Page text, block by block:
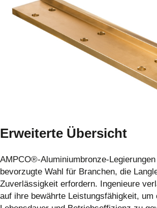
Erweiterte Übersicht
AMPCO®-Aluminiumbronze-
bevorzugte Wahl für Branchen, die
Zuverlässigkeit erfordern. Ingenieure
auf ihre bewährte Leistungsfähigkeit, um